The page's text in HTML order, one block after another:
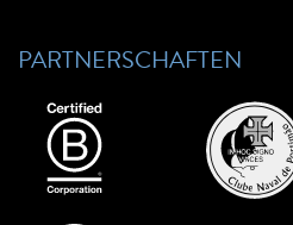
PARTNERSCHAFTEN